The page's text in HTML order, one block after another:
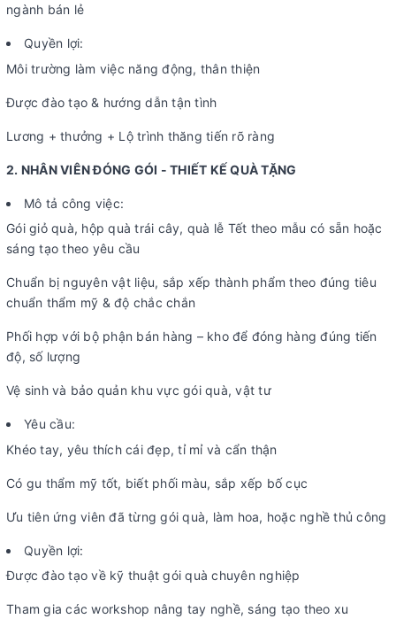
ngành bán lẻ
Quyền lợi:
Môi trường làm việc năng động, thân thiện
Được đào tạo & hướng dẫn tận tình
Lương + thưởng + Lộ trình thăng tiến rõ ràng
2. NHÂN VIÊN ĐÓNG GÓI - THIẾT KẾ QUÀ TẶNG
Mô tả công việc:
Gói giỏ quà, hộp quà trái cây, quà lễ Tết theo mẫu có sẵn hoặc
sáng tạo theo yêu cầu
Chuẩn bị nguyên vật liệu, sắp xếp thành phẩm theo đúng tiêu
chuẩn thẩm mỹ & độ chắc chắn
Phối hợp với bộ phận bán hàng – kho để đóng hàng đúng tiến
độ, số lượng
Vệ sinh và bảo quản khu vực gói quà, vật tư
Yêu cầu:
Khéo tay, yêu thích cái đẹp, tỉ mỉ và cẩn thận
Có gu thẩm mỹ tốt, biết phối màu, sắp xếp bố cục
Ưu tiên ứng viên đã từng gói quà, làm hoa, hoặc nghề thủ công
Quyền lợi:
Được đào tạo về kỹ thuật gói quà chuyên nghiệp
Tham gia các workshop nâng tay nghề, sáng tạo theo xu